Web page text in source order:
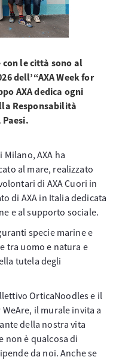
con le città sono al
dell’“AXA Week for
AXA dedica ogni
Responsabilità
Paesi.
AXA ha
al mare, realizzato
di AXA Cuori in
di AXA in Italia dedicata
e al supporto sociale.
specie marine e
tra uomo e natura e
tutela degli
OrticaNoodles e il
il murale invita a
della nostra vita
non è qualcosa di
da noi. Anche se